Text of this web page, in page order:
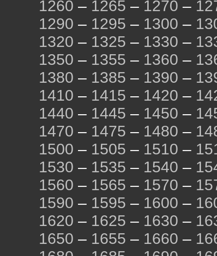
1260 – 1265 – 1270 –
1290 – 1295 – 1300 –
1320 – 1325 – 1330 –
1350 – 1355 – 1360 –
1380 – 1385 – 1390 –
1410 – 1415 – 1420 –
1440 – 1445 – 1450 –
1470 – 1475 – 1480 –
1500 – 1505 – 1510 –
1530 – 1535 – 1540 –
1560 – 1565 – 1570 –
1590 – 1595 – 1600 –
1620 – 1625 – 1630 –
1650 – 1655 – 1660 –